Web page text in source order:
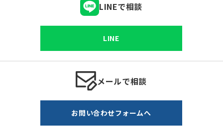
LINEで相談
LINE
メールで相談
お問い合わせフォームへ